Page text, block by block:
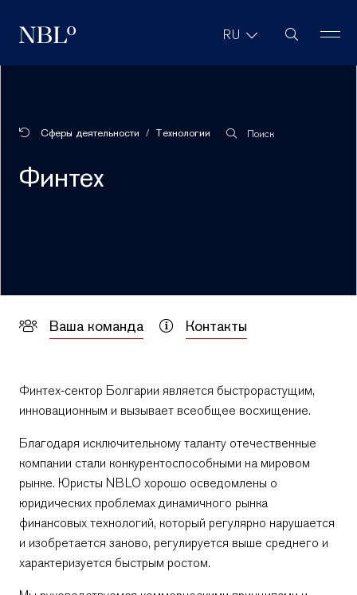
New Balkans Law Office RU Поиск на
Сферы деятельности Технологии Поиск
Финтех
Ваша команда Контакты
Отправь сообщение Мая
Финтех-сектор Болгарии является быстрорастущим,
инновационным и вызывает всеобщее восхищение.
Благодаря исключительному таланту отечественные
компании стали конкурентоспособными на мировом
рынке. Юристы NBLO хорошо осведомлены о
юридических проблемах динамичного рынка
финансовых технологий, который регулярно нарушается
и изобретается заново, регулируется выше среднего и
характеризуется быстрым ростом.